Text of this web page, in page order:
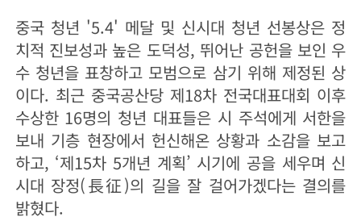
중국 청년 '5.4' 메달 및 신시대 청년 선봉상은 정
치적 진보성과 높은 도덕성, 뛰어난 공헌을 보인 우
수 청년을 표창하고 모범으로 삼기 위해 제정된 상
이다. 최근 중국공산당 제18차 전국대표대회 이후
수상한 16명의 청년 대표들은 시 주석에게 서한을
보내 기층 현장에서 헌신해온 상황과 소감을 보고
하고, ‘제15차 5개년 계획’ 시기에 공을 세우며 신
시대 장정(長征)의 길을 잘 걸어가겠다는 결의를
밝혔다.